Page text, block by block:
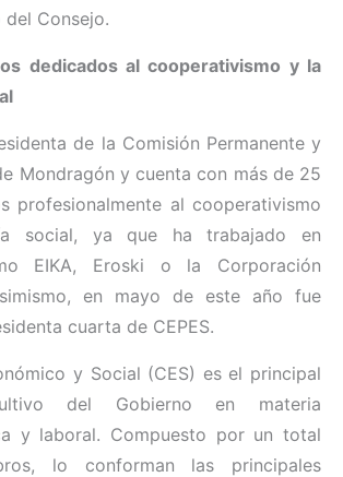
Consejo.
dedicados al cooperativismo y la
de la Comisión Permanente y
Mondragón y cuenta con más de 25
profesionalmente al cooperativismo
social, ya que ha trabajado en
EIKA, Eroski o la Corporación
en mayo de este año fue
cuarta de CEPES.
y Social (CES) es el principal
del Gobierno en materia
y laboral. Compuesto por un total
lo conforman las principales